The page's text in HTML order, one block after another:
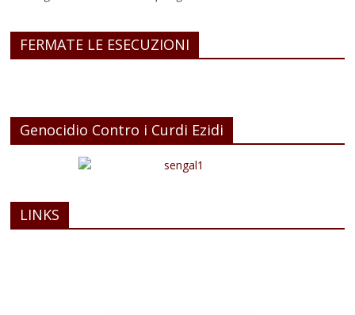
FERMATE LE ESECUZIONI
Genocidio Contro i Curdi Ezidi
LINKS